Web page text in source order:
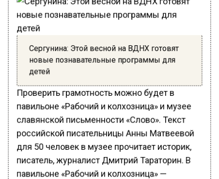
Сергунина: Этой весной на ВДНХ готовят
новые познавательные программы для
детей
Проверить грамотность можно будет в
павильоне «Рабочий и колхозница» и музее
славянской письменности «Слово». Текст
российской писательницы Анны Матвеевой
для 50 человек в музее прочитает историк,
писатель, журналист Дмитрий Тараторин. В
павильоне «Рабочий и колхозница» —